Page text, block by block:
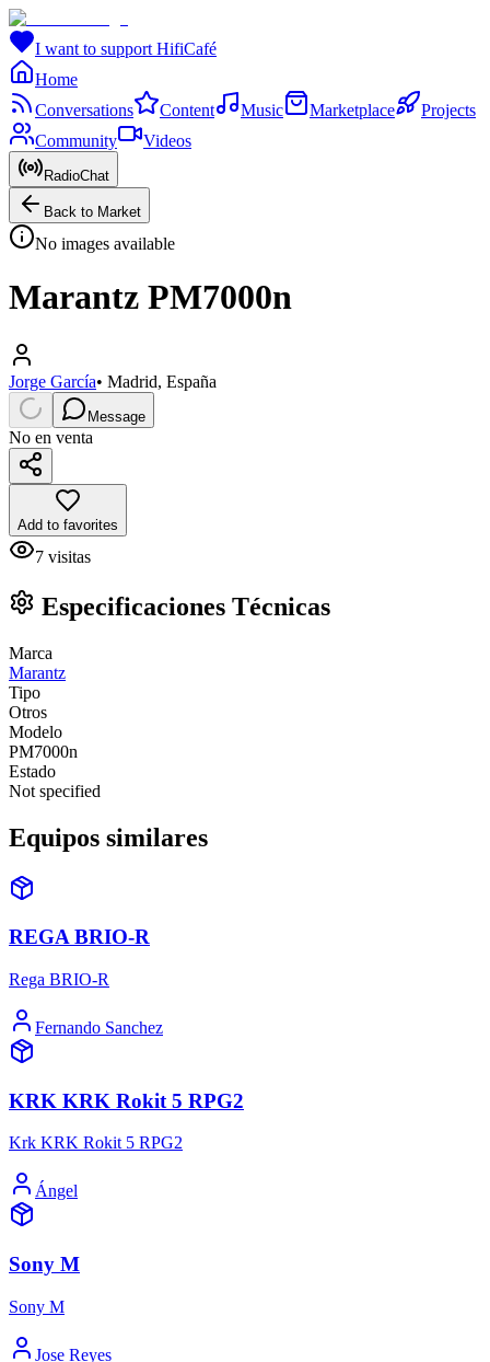
I want to support HifiCafé
Home
Conversations
Content Music Marketplace
Projects
Community
Videos
RadioChat
Back to Market
No images available
Marantz PM7000n
Jorge García• Madrid, España
Message
No en venta
Add to favorites
7 visitas
Especificaciones Técnicas
Marca
Marantz
Tipo
Otros
Modelo
PM7000n
Estado
Not specified
Equipos similares
REGA BRIO-R
Rega BRIO-R
Fernando Sanchez
KRK KRK Rokit 5 RPG2
Krk KRK Rokit 5 RPG2
Ángel
Sony M
Sony M
Jose Reyes